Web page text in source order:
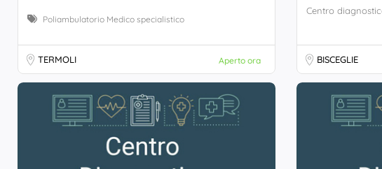
Poliambulatorio Medico specialistico
TERMOLI Aperto ora
Centro
BISCEGLIE